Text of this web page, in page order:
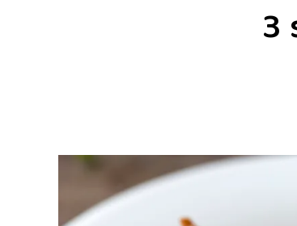
3